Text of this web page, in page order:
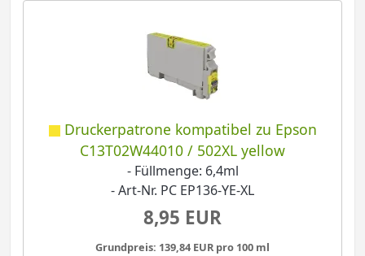
Druckerpatrone kompatibel zu Epson
C13T02W44010 / 502XL yellow
- Füllmenge: 6,4ml
- Art-Nr. PC EP136-YE-XL
8,95 EUR
Grundpreis: 139,84 EUR pro 100 ml